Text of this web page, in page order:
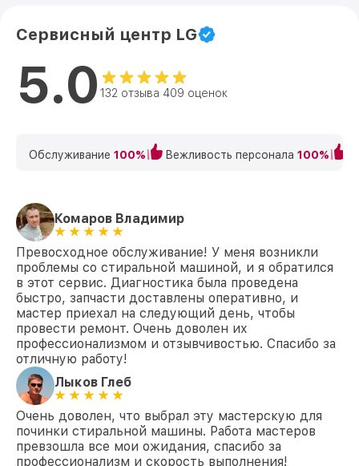
Замена циркуляционного насоса WD-
Замена сливного шланга WD-8008C LG
Замена прессостата WD-8008C LG
Замена заливного клапана WD-8008C
LG
Сервисный центр LG
5.0 132 отзыва 409 оценок
Обслуживание 100% Вежливость персонала 100%
Комаров Владимир
Превосходное обслуживание! У меня возникли
проблемы со стиральной машиной, и я обратился
в этот сервис. Диагностика была проведена
быстро, запчасти доставлены оперативно, и
мастер приехал на следующий день, чтобы
провести ремонт. Очень доволен их
профессионализмом и отзывчивостью. Спасибо за
отличную работу!
Лыков Глеб
Очень доволен, что выбрал эту мастерскую для
починки стиральной машины. Работа мастеров
превзошла все мои ожидания, спасибо за
профессионализм и скорость выполнения!